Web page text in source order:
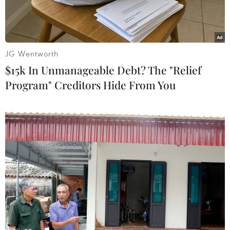
Hoạt động trải nghiệm trò chơi dân gian của Việt Nam. (Ảnh:
Văn Dũng/TTXVN)
Ngày 29/3, Đại học Đông Á (Hải Châu, Đà Nẵng)
tổ chức Lễ hội văn hóa Việt-Nhật và Ngày hội
tuổi trẻ 2024.
JG Wentworth
$15k In Unmanageable Debt? The "Relief
Program" Creditors Hide From You